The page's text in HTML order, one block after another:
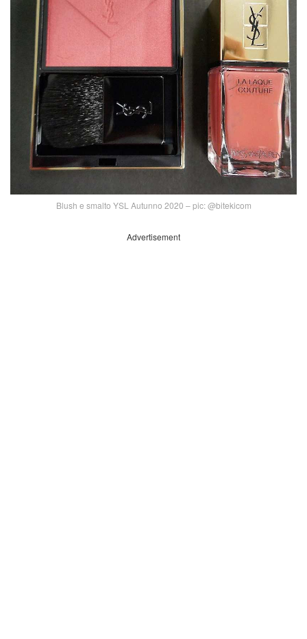
Blush e smalto YSL Autunno 2020 – pic: @bitekicom
Advertisement